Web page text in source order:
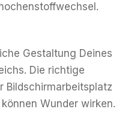
Gestaltung Deines
Die richtige
Bildschirmarbeitsplatz
Wunder wirken.